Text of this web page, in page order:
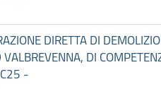
DIRETTA DI
DI
-